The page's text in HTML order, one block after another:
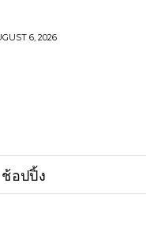
6, 2026
ช้อปปิ้ง